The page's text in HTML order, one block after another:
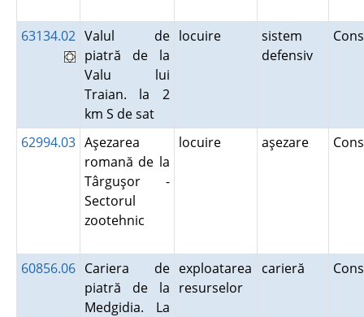
63134.02 Valul de
piatră de la
Valu lui
Traian. la 2
km S de sat
locuire
sistem
defensiv
62994.03 Aşezarea
romană de la
Târguşor -
Sectorul
zootehnic
locuire aşezare
60856.06 Cariera de
piatră de la
Medgidia. La
exploatarea
resurselor
carieră